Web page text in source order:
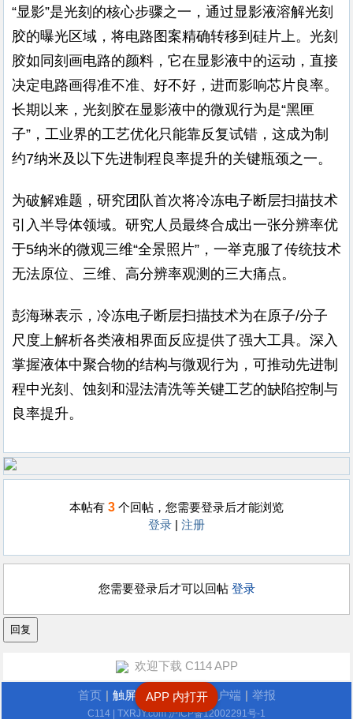
“显影”是光刻的核心步骤之一，通过显影液溶解光刻
胶的曝光区域，将电路图案精确转移到硅片上。光刻
胶如同刻画电路的颜料，它在显影液中的运动，直接
决定电路画得准不准、好不好，进而影响芯片良率。
长期以来，光刻胶在显影液中的微观行为是“黑匣
子”，工业界的工艺优化只能靠反复试错，这成为制
约7纳米及以下先进制程良率提升的关键瓶颈之一。
为破解难题，研究团队首次将冷冻电子断层扫描技术
引入半导体领域。研究人员最终合成出一张分辨率优
于5纳米的微观三维“全景照片”，一举克服了传统技术
无法原位、三维、高分辨率观测的三大痛点。
彭海琳表示，冷冻电子断层扫描技术为在原子/分子
尺度上解析各类液相界面反应提供了强大工具。深入
掌握液体中聚合物的结构与微观行为，可推动先进制
程中光刻、蚀刻和湿法清洗等关键工艺的缺陷控制与
良率提升。
本帖有 3 个回帖，您需要登录后才能浏览
登录
注册
您需要登录后才可以回帖 登录
APP 内打开
欢迎下载 C114 APP
首页 触屏版 | 电脑版 | 客户端 举报
C114 | TXRJY.com沪ICP备12002291号-1